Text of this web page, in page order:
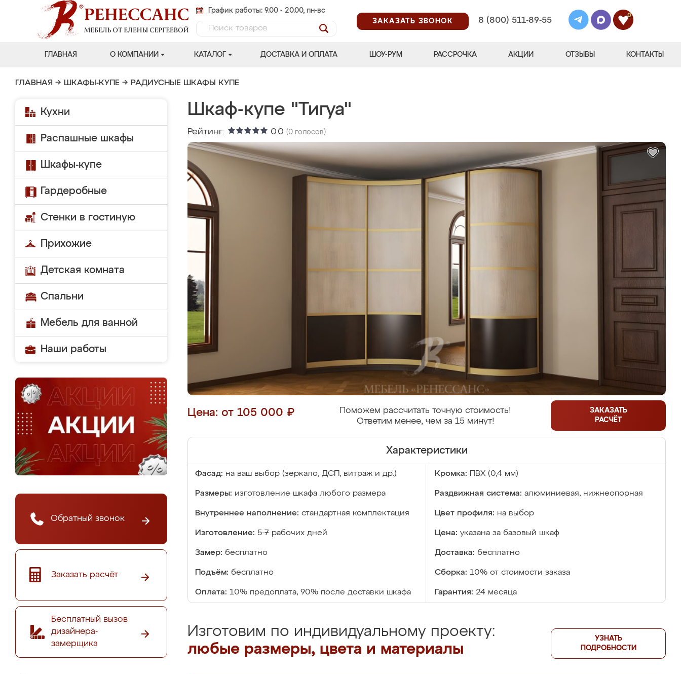
График работы: 9.00 - 20.00, пн-вс
ЗАКАЗАТЬ ЗВОНОК
8 (800) 511-89-55
0
ГЛАВНАЯ О КОМПАНИИ КАТАЛОГ ДОСТАВКА И ОПЛАТА ШОУ-РУМ РАССРОЧКА АКЦИИ ОТЗЫВЫ КОНТАКТЫ
ГЛАВНАЯ → ШКАФЫ-КУПЕ → РАДИУСНЫЕ ШКАФЫ КУПЕ
Кухни
Распашные шкафы
Шкафы-купе
Гардеробные
Стенки в гостиную
Прихожие
Детская комната
Спальни
Мебель для ванной
Наши работы
Обратный звонок
Заказать расчёт
Бесплатный вызов
дизайнера-
замерщика
Шкаф-купе "Тигуа"
Рейтинг: 0.0 (0 голосов)
Цена: от 105 000 ₽
Поможем рассчитать точную стоимость!
Ответим менее, чем за 15 минут!
ЗАКАЗАТЬ
РАСЧЁТ
Характеристики
Фасад: на ваш выбор (зеркало, ДСП, витраж и др.) Кромка: ПВХ (0,4 мм)
Размеры: изготовление шкафа любого размера Раздвижная система: алюминиевая, нижнеопорная
Внутреннее наполнение: стандартная комплектация Цвет профиля: на выбор
Изготовление: 5-7 рабочих дней Цена: указана за базовый шкаф
Замер: бесплатно Доставка: бесплатно
Подъём: бесплатно Сборка: 10% от стоимости заказа
Оплата: 10% предоплата, 90% после доставки шкафа Гарантия: 24 месяца
Изготовим по индивидуальному проекту:
любые размеры, цвета и материалы
УЗНАТЬ
ПОДРОБНОСТИ